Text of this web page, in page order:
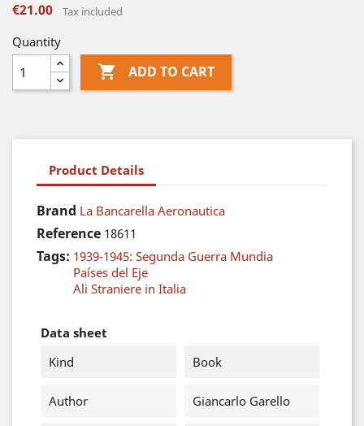
€21.00 Tax included
Quantity
 ADD TO CART
Product Details
Brand La Bancarella Aeronautica
Reference 18611
Tags: 1939-1945: Segunda Guerra Mundia
Países del Eje
Ali Straniere in Italia
Data sheet
Kind
Book
Author Giancarlo Garello